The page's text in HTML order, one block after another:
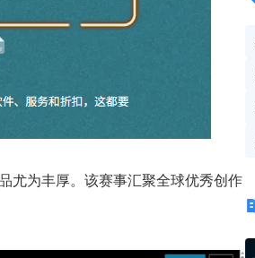
尤为丰厚。该赛事汇聚全球优秀创作